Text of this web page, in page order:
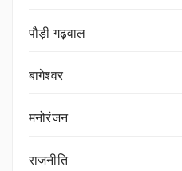
पौड़ी गढ़वाल
बागेश्वर
मनोरंजन
राजनीति